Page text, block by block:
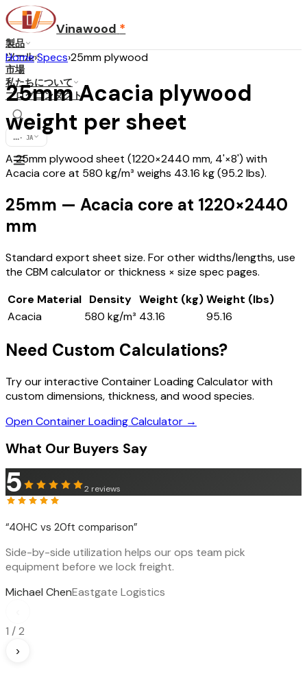
Vinawood *
製品
ツール
市場
私たちについて
ブログ コンタクト
... · JA
Home›Specs›25mm plywood
25mm Acacia plywood
weight per sheet
A 25mm plywood sheet (1220×2440 mm, 4'×8') with
Acacia core at 580 kg/m³ weighs 43.16 kg (95.2 lbs).
25mm — Acacia core at 1220×2440
mm
Standard export sheet size. For other widths/lengths, use
the CBM calculator or thickness × size spec pages.
Core Material Density Weight (kg)Weight (lbs)
Acacia
580 kg/m³ 43.16 95.16
Need Custom Calculations?
Try our interactive Container Loading Calculator with
custom dimensions, thickness, and wood species.
Open Container Loading Calculator →
What Our Buyers Say
5 2 reviews
“40HC vs 20ft comparison”
Side-by-side utilization helps our ops team pick
equipment before we lock freight.
Michael ChenEastgate Logistics
1 /2
›